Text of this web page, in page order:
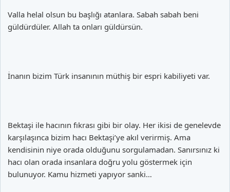
Valla helal olsun bu başlığı atanlara. Sabah sabah beni
güldürdüler. Allah ta onları güldürsün.
İnanın bizim Türk insanının müthiş bir espri kabiliyeti var.
Bektaşi ile hacının fıkrası gibi bir olay. Her ikisi de genelevde
karşılaşınca bizim hacı Bektaşi’ye akıl verirmiş. Ama
kendisinin niye orada olduğunu sorgulamadan. Sanırsınız ki
hacı olan orada insanlara doğru yolu göstermek için
bulunuyor. Kamu hizmeti yapıyor sanki…